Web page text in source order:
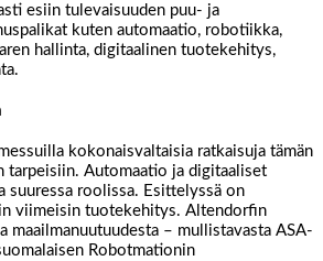
esiin tulevaisuuden puu- ja
kuten automaatio, robotiikka,
hallinta, digitaalinen tuotekehitys,
kokonaisvaltaisia ratkaisuja tämän
tarpeisiin. Automaatio ja digitaaliset
suuressa roolissa. Esittelyssä on
viimeisin tuotekehitys. Altendorfin
maailmanuutuudesta – mullistavasta ASA-
Robotmationin